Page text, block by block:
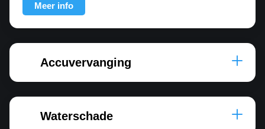
Meer info
Accuvervanging
Waterschade